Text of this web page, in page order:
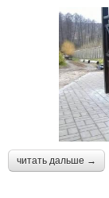
читать дальше →